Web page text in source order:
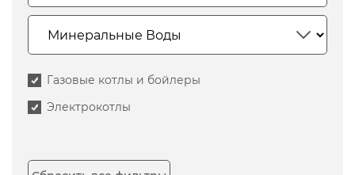
Газовые котлы и бойлеры
Электрокотлы